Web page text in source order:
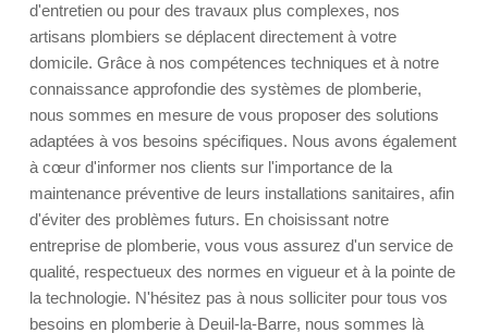
d'entretien ou pour des travaux plus complexes, nos
artisans plombiers se déplacent directement à votre
domicile. Grâce à nos compétences techniques et à notre
connaissance approfondie des systèmes de plomberie,
nous sommes en mesure de vous proposer des solutions
adaptées à vos besoins spécifiques. Nous avons également
à cœur d'informer nos clients sur l'importance de la
maintenance préventive de leurs installations sanitaires, afin
d'éviter des problèmes futurs. En choisissant notre
entreprise de plomberie, vous vous assurez d'un service de
qualité, respectueux des normes en vigueur et à la pointe de
la technologie. N'hésitez pas à nous solliciter pour tous vos
besoins en plomberie à Deuil-la-Barre, nous sommes là